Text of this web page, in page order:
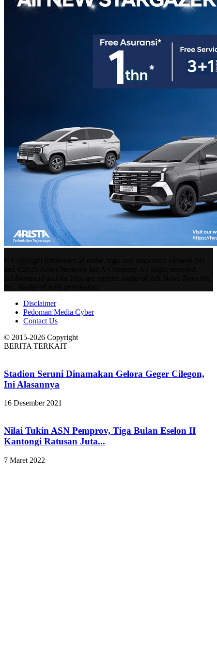
Disclaimer
Pedoman Media Cyber
Contact Us
© 2015-2026 Copyright
BERITA TERKAIT
Stadion Seruni Dinamakan Gelora Geger Cilegon,
Ini Alasannya
16 Desember 2021
Nilai Tukin ASN Pemprov, Tiga Bulan Eselon II
Kantongi Ratusan Juta...
7 Maret 2022